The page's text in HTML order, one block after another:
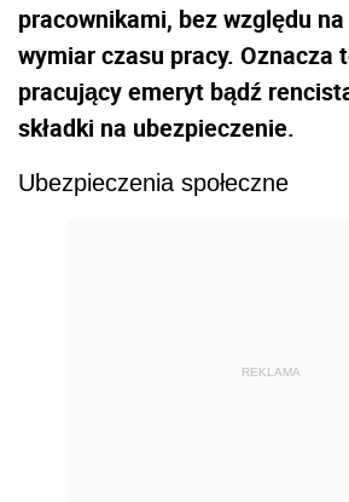
pracownikami, bez względu
wymiar czasu pracy. Oznacza
pracujący emeryt bądź
składki na ubezpieczenie.
Ubezpieczenia społeczne
REKLAMA